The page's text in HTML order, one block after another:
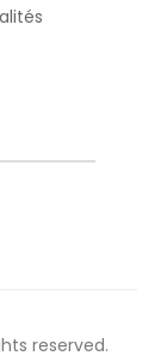
reserved.